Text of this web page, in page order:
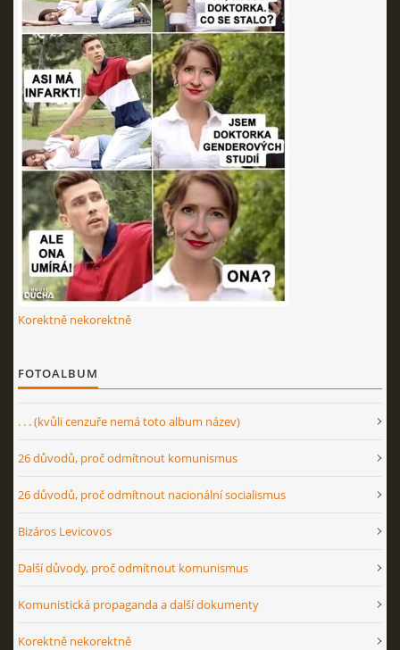
Korektně nekorektně
FOTOALBUM
. . . (kvůli cenzuře nemá toto album název)
26 důvodů, proč odmítnout komunismus
26 důvodů, proč odmítnout nacionální socialismus
Bizáros Levicovos
Další důvody, proč odmítnout komunismus
Komunistická propaganda a další dokumenty
Korektně nekorektně